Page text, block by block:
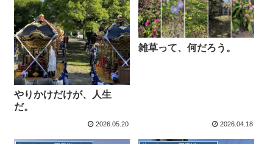
やりかけだけが、人生
だ。
2026.05.20
雑草って、何だろう。
2026.04.18